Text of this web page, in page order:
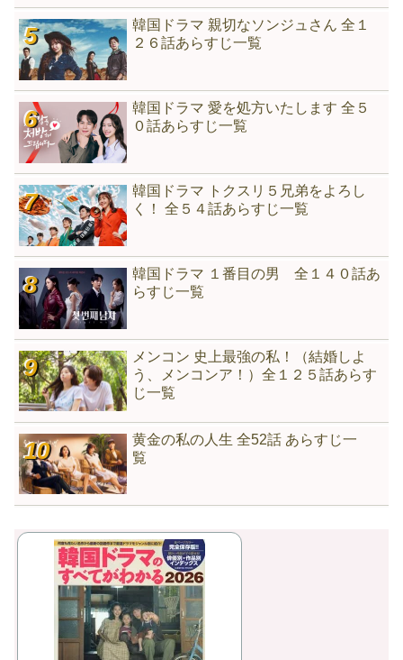
韓国ドラマ 親切なソンジュさん 全１
２６話あらすじ一覧
韓国ドラマ 愛を処方いたします 全５
０話あらすじ一覧
韓国ドラマ トクスリ５兄弟をよろし
く！ 全５４話あらすじ一覧
韓国ドラマ １番目の男 全１４０話あ
らすじ一覧
メンコン 史上最強の私！（結婚しよ
う、メンコンア！）全１２５話あらす
じ一覧
黄金の私の人生 全52話 あらすじ一
覧